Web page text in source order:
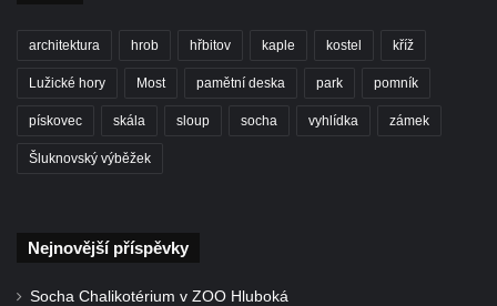
architektura hrob hřbitov kaple kostel kříž
Lužické hory Most pamětní deska park pomník
pískovec skála sloup socha vyhlídka zámek
Šluknovský výběžek
Nejnovější příspěvky
Socha Chalikotérium v ZOO Hluboká